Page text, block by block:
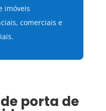
imóveis
comerciais e
porta de